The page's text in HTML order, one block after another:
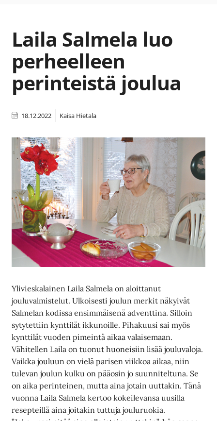
Laila Salmela luo
perheelleen
perinteistä joulua
18.12.2022 Kaisa Hietala
Ylivieskalainen Laila Salmela on aloittanut
jouluvalmistelut. Ulkoisesti joulun merkit näkyivät
Salmelan kodissa ensimmäisenä adventtina. Silloin
sytytettiin kynttilät ikkunoille. Pihakuusi sai myös
kynttilät vuoden pimeintä aikaa valaisemaan.
Vähitellen Laila on tuonut huoneisiin lisää jouluvaloja.
Vaikka jouluun on vielä parisen viikkoa aikaa, niin
tulevan joulun kulku on pääosin jo suunniteltuna. Se
on aika perinteinen, mutta aina jotain uuttakin. Tänä
vuonna Laila Salmela kertoo kokeilevansa uusilla
resepteillä aina joitakin tuttuja jouluruokia.